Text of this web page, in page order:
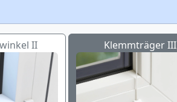
II Klemmträger III